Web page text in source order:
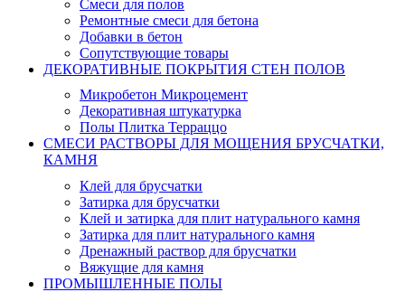
Смеси для полов
Ремонтные смеси для бетона
Добавки в бетон
Сопутствующие товары
ДЕКОРАТИВНЫЕ ПОКРЫТИЯ СТЕН ПОЛОВ
Микробетон Микроцемент
Декоративная штукатурка
Полы Плитка Терраццо
СМЕСИ РАСТВОРЫ ДЛЯ МОЩЕНИЯ БРУСЧАТКИ,
КАМНЯ
Клей для брусчатки
Затирка для брусчатки
Клей и затирка для плит натурального камня
Затирка для плит натурального камня
Дренажный раствор для брусчатки
Вяжущие для камня
ПРОМЫШЛЕННЫЕ ПОЛЫ